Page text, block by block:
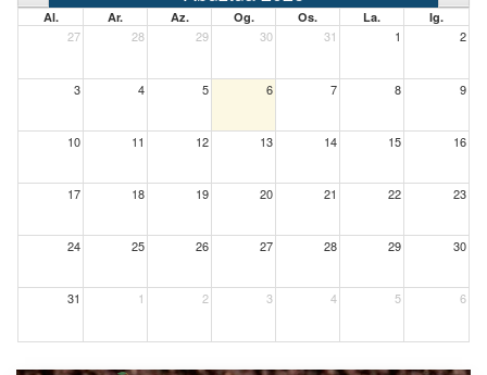
Al. Ar. Az. Og. Os. La. Ig.
27 28 29 30 31 1 2
3 4 5 6 7 8 9
10 11 12 13 14 15 16
17 18 19 20 21 22 23
24 25 26 27 28 29 30
31 1 2 3 4 5 6